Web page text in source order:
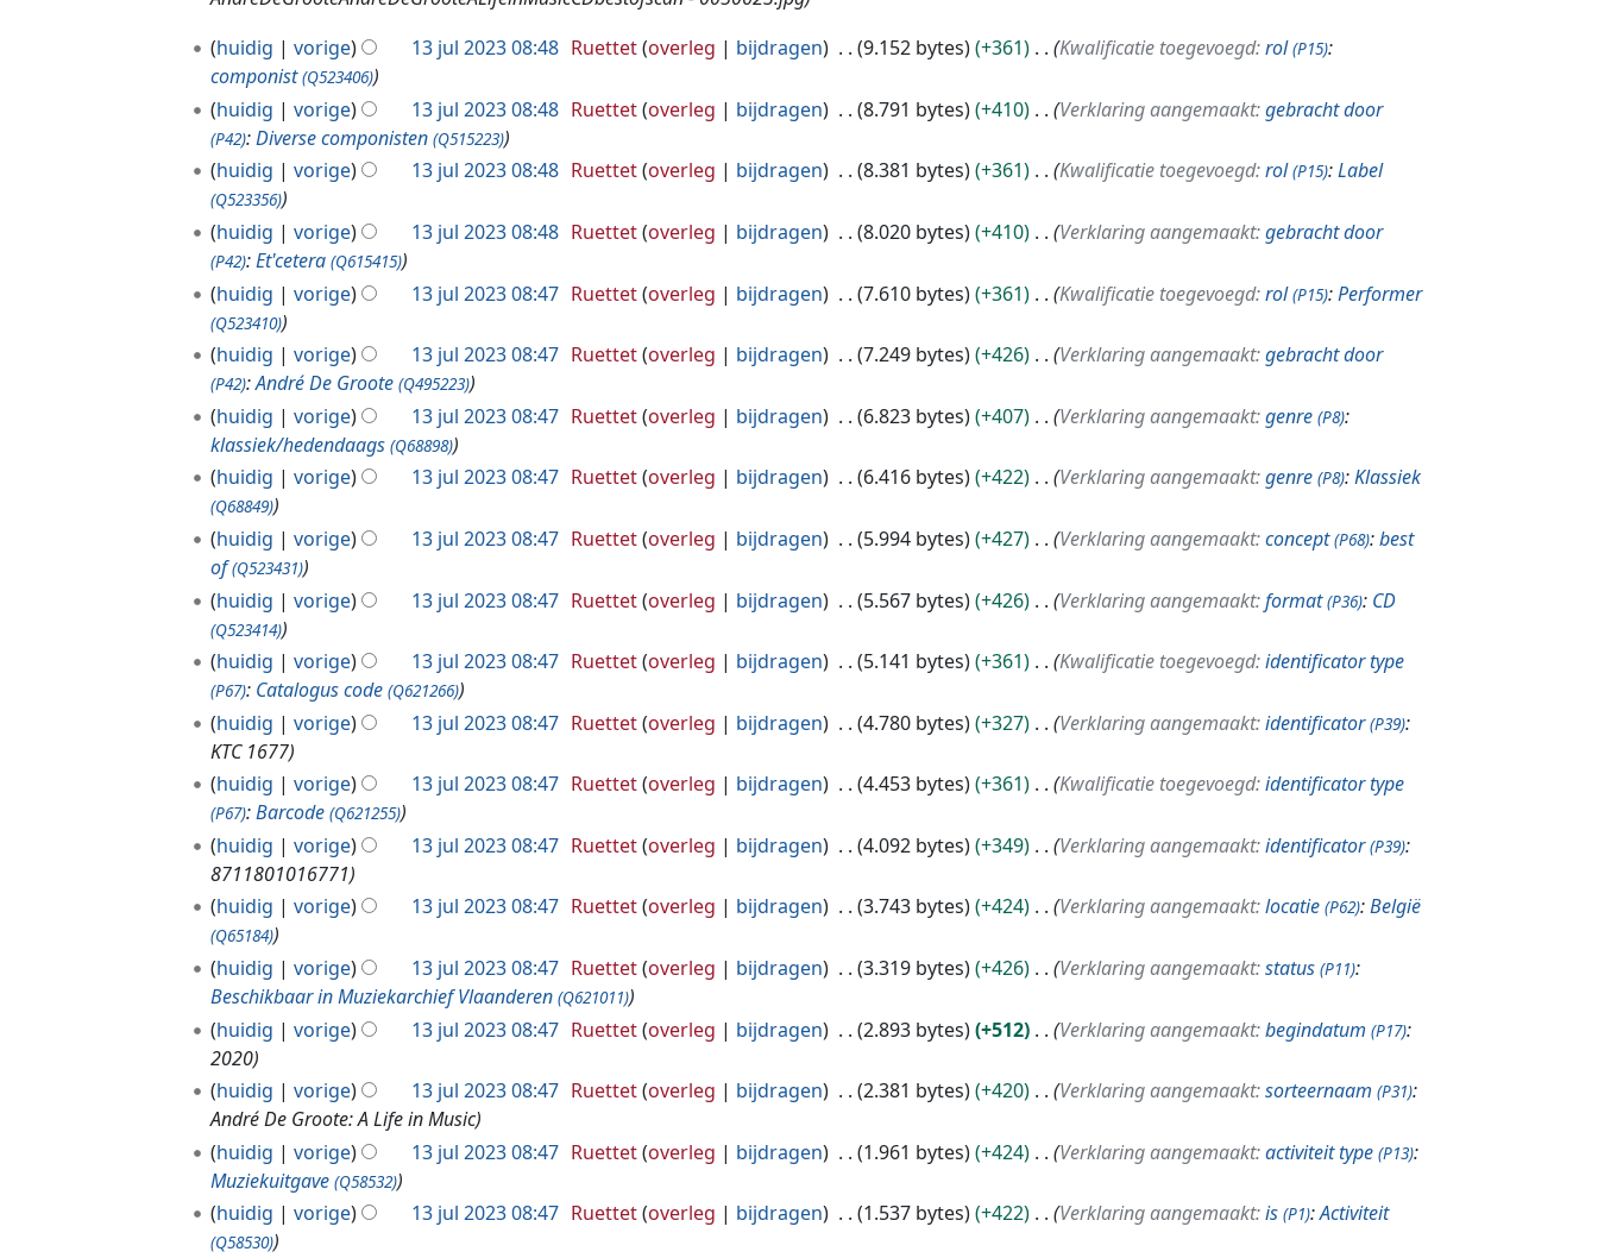
huidig vorige 13 jul 2023 08:48 Ruettet overleg bijdragen 9.152 bytes +361 Kwalificatie toegevoegd:rol (P15):
componist (Q523406)
huidig vorige 13 jul 2023 08:48 Ruettet overleg bijdragen 8.791 bytes +410 Verklaring aangemaakt:gebracht door
(P42):Diverse componisten (Q515223)
huidig vorige 13 jul 2023 08:48 Ruettet overleg bijdragen 8.381 bytes +361 Kwalificatie toegevoegd:rol (P15):Label
(Q523356)
huidig vorige 13 jul 2023 08:48 Ruettet overleg bijdragen 8.020 bytes +410 Verklaring aangemaakt:gebracht door
(P42):Et'cetera (Q615415)
huidig vorige 13 jul 2023 08:47 Ruettet overleg bijdragen 7.610 bytes +361 Kwalificatie toegevoegd:rol (P15):Performer
(Q523410)
huidig vorige 13 jul 2023 08:47 Ruettet overleg bijdragen 7.249 bytes +426 Verklaring aangemaakt:gebracht door
(P42):André De Groote (Q495223)
huidig vorige 13 jul 2023 08:47 Ruettet overleg bijdragen 6.823 bytes +407 Verklaring aangemaakt:genre (P8):
klassiek/hedendaags (Q68898)
huidig vorige 13 jul 2023 08:47 Ruettet overleg bijdragen 6.416 bytes +422 Verklaring aangemaakt:genre (P8):Klassiek
(Q68849)
huidig vorige 13 jul 2023 08:47 Ruettet overleg bijdragen 5.994 bytes +427 Verklaring aangemaakt:concept (P68):best
of (Q523431)
huidig vorige 13 jul 2023 08:47 Ruettet overleg bijdragen 5.567 bytes +426 Verklaring aangemaakt:format (P36): CD
(Q523414)
huidig vorige 13 jul 2023 08:47 Ruettet overleg bijdragen 5.141 bytes +361 Kwalificatie toegevoegd:identificator type
(P67): Catalogus code (Q621266)
huidig vorige 13 jul 2023 08:47 Ruettet overleg bijdragen 4.780 bytes +327 Verklaring aangemaakt:identificator (P39):
KTC 1677
huidig
vorige 13 jul 2023 08:47 Ruettet overleg bijdragen 4.453 bytes +361 Kwalificatie toegevoegd:identificator type
(P67):Barcode (Q621255)
huidig vorige 13 jul 2023 08:47 Ruettet overleg bijdragen 4.092 bytes +349 Verklaring aangemaakt:identificator (P39):
8711801016771
huidig
vorige 13 jul 2023 08:47 Ruettet overleg bijdragen 3.743 bytes +424 Verklaring aangemaakt:locatie (P62):België
(Q65184)
huidig vorige 13 jul 2023 08:47 Ruettet overleg bijdragen 3.319 bytes +426 Verklaring aangemaakt:status (P11):
Beschikbaar in Muziekarchief Vlaanderen (Q621011)
huidig vorige 13 jul 2023 08:47 Ruettet overleg bijdragen 2.893 bytes +512 Verklaring aangemaakt:begindatum (P17):
2020
huidig
vorige 13 jul 2023 08:47 Ruettet overleg bijdragen 2.381 bytes +420 Verklaring aangemaakt:sorteernaam (P31):
André De Groote: A Life in Music
huidig
vorige 13 jul 2023 08:47 Ruettet overleg bijdragen 1.961 bytes +424 Verklaring aangemaakt:activiteit type (P13):
Muziekuitgave (Q58532)
huidig vorige 13 jul 2023 08:47 Ruettet overleg bijdragen 1.537 bytes +422 Verklaring aangemaakt:is (P1):Activiteit
(Q58530)